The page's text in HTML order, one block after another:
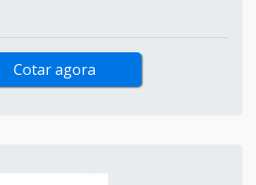
Cotar agora